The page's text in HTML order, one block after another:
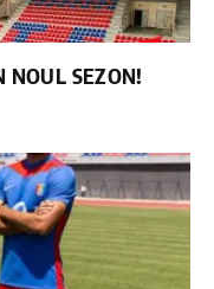
NOUL SEZON!